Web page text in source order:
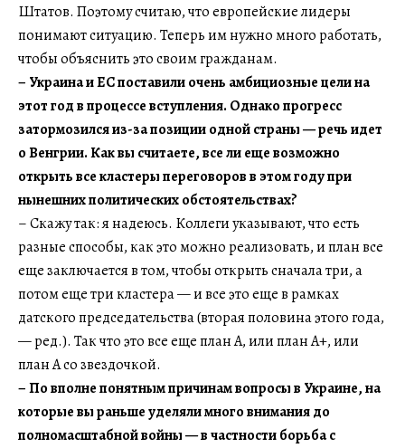
Штатов. Поэтому считаю, что европейские лидеры
понимают ситуацию. Теперь им нужно много работать,
чтобы объяснить это своим гражданам.
– Украина и ЕС поставили очень амбициозные цели на
этот год в процессе вступления. Однако прогресс
затормозился из-за позиции одной страны — речь идет
о Венгрии. Как вы считаете, все ли еще возможно
открыть все кластеры переговоров в этом году при
нынешних политических обстоятельствах?
– Скажу так: я надеюсь. Коллеги указывают, что есть
разные способы, как это можно реализовать, и план все
еще заключается в том, чтобы открыть сначала три, а
потом еще три кластера — и все это еще в рамках
датского председательства (вторая половина этого года,
— ред.). Так что это все еще план А, или план А+, или
план А со звездочкой.
– По вполне понятным причинам вопросы в Украине, на
которые вы раньше уделяли много внимания до
полномасштабной войны — в частности борьба с